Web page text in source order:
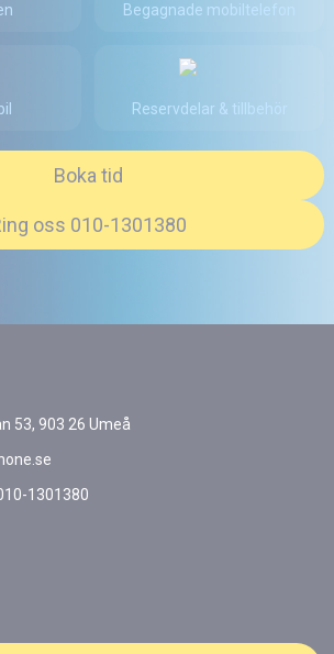
Begagnade mobiltelefon
Reservdelar & tillbehör
Boka tid
oss 010-1301380
53, 903 26 Umeå
1301380